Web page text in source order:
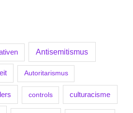
Antisemitismus
Autoritarismus
controls culturacisme